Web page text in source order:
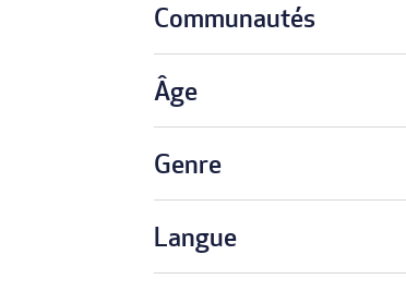
Communautés
Âge
Genre
Langue